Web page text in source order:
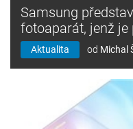
Samsung
fotoaparát, jenž je
Aktualita od Michal